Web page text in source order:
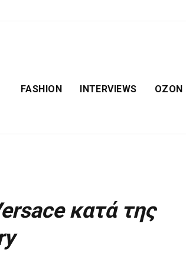
FASHION INTERVIEWS OZON
κατά της